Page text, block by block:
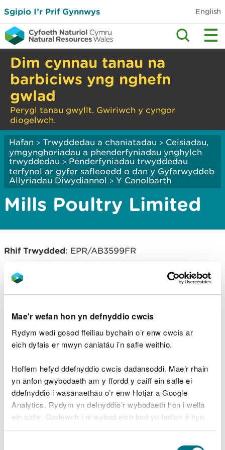
Mae'r wefan hon yn defnyddio cwcis
Rydym wedi gosod ffeiliau bychain o’r enw cwcis ar
eich dyfais er mwyn caniatáu i’n safle weithio.
Hoffem hefyd ddefnyddio cwcis dadansoddi. Mae’r rhain
yn anfon gwybodaeth am y ffordd y caiff ein safle ei
ddefnyddio i wasanaethau o’r enw Hotjar a Google
Analytics. Rydym yn defnyddio’r wybodaeth hon i wella
ein safle. Gadewch i ni wybod eich bod yn fodlon â hyn.
Byddwn yn defnyddio cwci i gadw eich dewis.
Sgipio I’r Prif Gynnwys English
Dim cynnau tanau na
barbiciws yng nghefn
gwlad
Perygl tanau gwyllt. Gwiriwch y cyngor
diogelwch.
Hafan > Trwyddedau a chaniatadau > Ceisiadau,
ymgynghoriadau a phenderfyniadau ynghylch
trwyddedau > Penderfyniadau trwyddedau
terfynol ar gyfer safleoedd o dan y Gyfarwyddeb
Allyriadau Diwydiannol > Y Canolbarth
Mills Poultry Limited
Rhif Trwydded: EPR/AB3599FR
Gweithredwr:
Lawrlwythiadau dogfennau
cysylltiedig
[344.4 KB]
A001 PERMIT_signed.pdf PDF [649.1
KB]